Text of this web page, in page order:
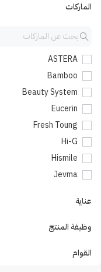
الماركات
ASTERA
Bamboo
Beauty System
Eucerin
Fresh Toung
Hi-G
Hismile
Jevma
Oral B
PARODONT ACTIVE
عناية
وظيفة المنتج
القوام